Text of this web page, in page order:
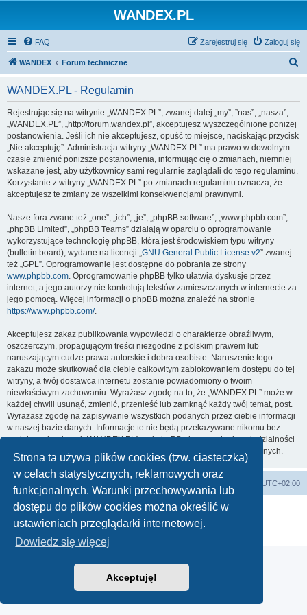
Strona ta używa plików cookies (tzw. ciasteczka)
w celach statystycznych, reklamowych oraz
funkcjonalnych. Warunki przechowywania lub
dostępu do plików cookies można określić w
ustawieniach przeglądarki internetowej.
Dowiedz się więcej
Akceptuję!
WANDEX.PL
FAQ Zaloguj się
Zarejestruj się
WANDEX Forum techniczne
WANDEX.PL - Regulamin
Rejestrując się na witrynie „WANDEX.PL”, zwanej dalej „my”, ”nas”, „nasza”,
„WANDEX.PL”, „http://forum.wandex.pl”, akceptujesz wyszczególnione poniżej
postanowienia. Jeśli ich nie akceptujesz, opuść to miejsce, naciskając przycisk
„Nie akceptuję”. Administracja witryny „WANDEX.PL” ma prawo w dowolnym
czasie zmienić poniższe postanowienia, informując cię o zmianach, niemniej
wskazane jest, aby użytkownicy sami regularnie zaglądali do tego regulaminu.
Korzystanie z witryny „WANDEX.PL” po zmianach regulaminu oznacza, że
akceptujesz te zmiany ze wszelkimi konsekwencjami prawnymi.
Nasze fora zwane też „one”, „ich”, „je”, „phpBB software”, „www.phpbb.com”,
„phpBB Limited”, „phpBB Teams” działają w oparciu o oprogramowanie
wykorzystujące technologię phpBB, która jest środowiskiem typu witryny
(bulletin board), wydane na licencji „GNU General Public License v2” zwanej
też „GPL”. Oprogramowanie jest dostępne do pobrania ze strony
www.phpbb.com. Oprogramowanie phpBB tylko ułatwia dyskusje przez
internet, a jego autorzy nie kontrolują tekstów zamieszczanych w internecie za
jego pomocą. Więcej informacji o phpBB można znaleźć na stronie
https://www.phpbb.com/.
Akceptujesz zakaz publikowania wypowiedzi o charakterze obraźliwym,
oszczerczym, propagującym treści niezgodne z polskim prawem lub
naruszającym cudze prawa autorskie i dobra osobiste. Naruszenie tego
zakazu może skutkować dla ciebie całkowitym zablokowaniem dostępu do tej
witryny, a twój dostawca internetu zostanie powiadomiony o twoim
niewłaściwym zachowaniu. Wyrażasz zgodę na to, że „WANDEX.PL” może w
każdej chwili usunąć, zmienić, przenieść lub zamknąć każdy twój temat, post.
Wyrażasz zgodę na zapisywanie wszystkich podanych przez ciebie informacji
w naszej bazie danych. Informacje te nie będą przekazywane nikomu bez
twojej zgody, ale ani „WANDEX.PL”, ani phpBB nie ponosi odpowiedzialności
za włamania do witryny, podczas których może dojść do kradzieży danych.
UTC+02:00
Technologię dostarczaphpBB ® Forum Software © phpBB Limited
Polski pakiet językowy dostarcza phpBB.pl
Zasady ochrony danych osobowych